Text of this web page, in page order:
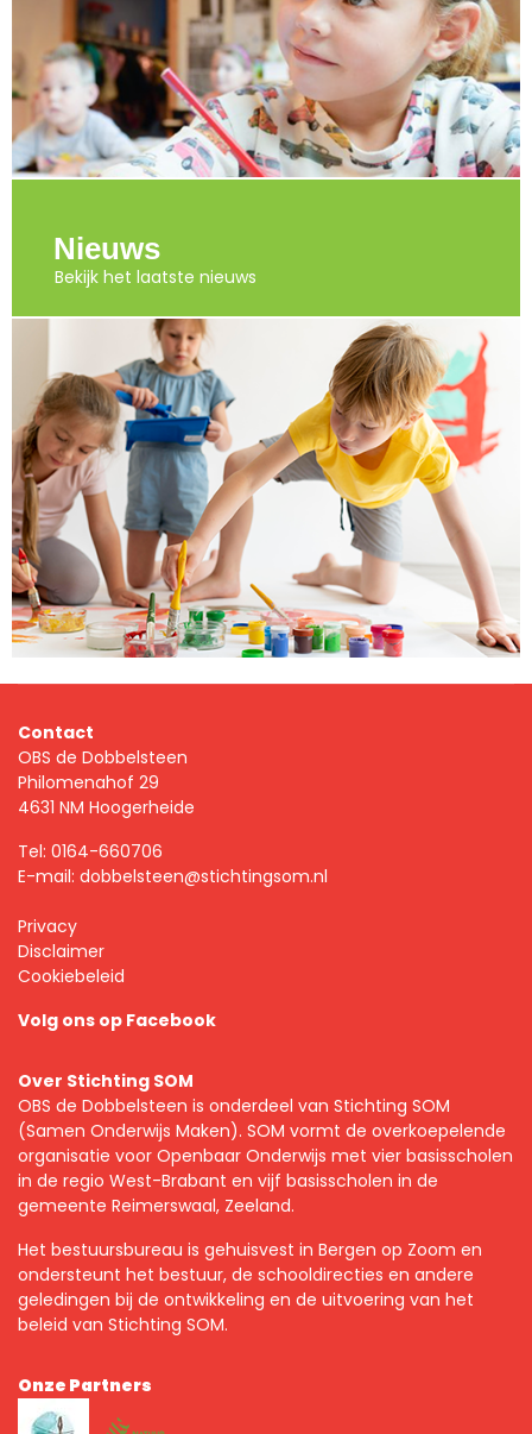
Nieuws
Bekijk het laatste nieuws
Contact
OBS de Dobbelsteen
Philomenahof 29
4631 NM Hoogerheide
Tel: 0164-660706
E-mail: dobbelsteen@stichtingsom.nl
Privacy
Disclaimer
Cookiebeleid
Volg ons op Facebook
Over Stichting SOM
OBS de Dobbelsteen is onderdeel van Stichting SOM
(Samen Onderwijs Maken). SOM vormt de overkoepelende
organisatie voor Openbaar Onderwijs met vier basisscholen
in de regio West-Brabant en vijf basisscholen in de
gemeente Reimerswaal, Zeeland.
Het bestuursbureau is gehuisvest in Bergen op Zoom en
ondersteunt het bestuur, de schooldirecties en andere
geledingen bij de ontwikkeling en de uitvoering van het
beleid van Stichting SOM.
Onze Partners